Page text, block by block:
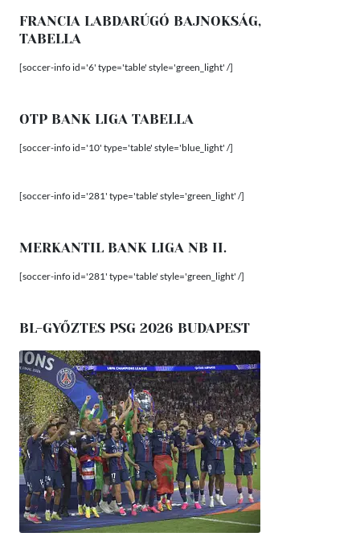
FRANCIA LABDARÚGÓ BAJNOKSÁG,
TABELLA
[soccer-info id='6' type='table' style='green_light' /]
OTP BANK LIGA TABELLA
[soccer-info id='10' type='table' style='blue_light' /]
[soccer-info id='281' type='table' style='green_light' /]
MERKANTIL BANK LIGA NB II.
[soccer-info id='281' type='table' style='green_light' /]
BL-GYŐZTES PSG 2026 BUDAPEST